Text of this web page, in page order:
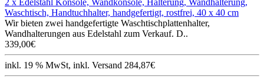
Waschtisch, Handtuchhalter, handgefertigt, rostfrei, 40 x 40 cm
Wir bieten zwei handgefertigte Waschtischplattenhalter,
Wandhalterungen aus Edelstahl zum Verkauf. D..
339,00€
inkl. 19 % MwSt, inkl. Versand 284,87€